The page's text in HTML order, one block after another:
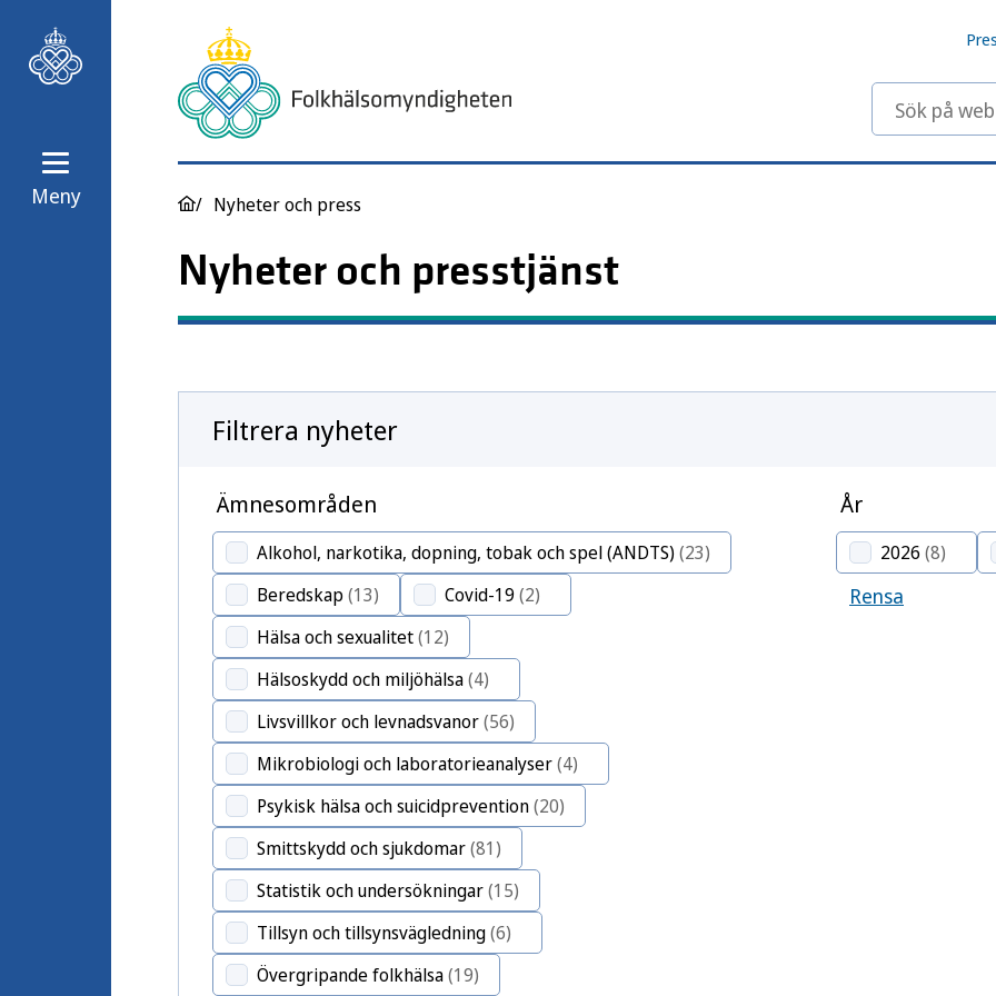
Meny
Sök på
Nyheter och press
Nyheter och presstjänst
Filtrera nyheter
Ämnesområden
Alkohol, narkotika, dopning, tobak och spel (ANDTS)(23)
Beredskap(13) Covid-19 (2)
Hälsa och sexualitet(12)
Hälsoskydd och miljöhälsa(4)
Livsvillkor och levnadsvanor(56)
Mikrobiologi och laboratorieanalyser(4)
Psykisk hälsa och suicidprevention(20)
Smittskydd och sjukdomar(81)
Statistik och undersökningar(15)
Tillsyn och tillsynsvägledning(6)
Övergripande folkhälsa(19)
År
2026 (8)
Rensa